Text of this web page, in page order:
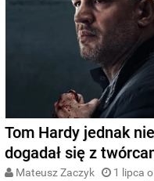
Tom Hardy jednak
dogadał się z
Mateusz Zaczyk 1 lipca